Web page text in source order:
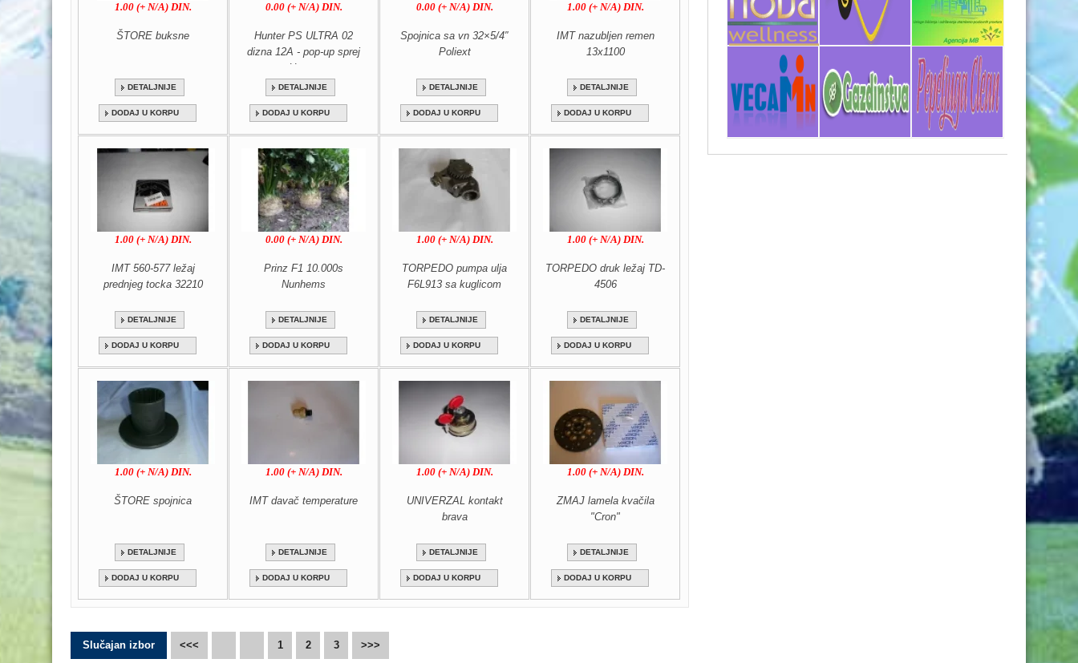
1.00 (+ N/A) DIN.
ŠTORE buksne
DETALJNIJE
DODAJ U KORPU
0.00 (+ N/A) DIN.
Hunter PS ULTRA 02
dizna 12A - pop-up sprej
Hunter
DETALJNIJE
DODAJ U KORPU
0.00 (+ N/A) DIN.
Spojnica sa vn 32×5/4″
Poliext
DETALJNIJE
DODAJ U KORPU
1.00 (+ N/A) DIN.
IMT nazubljen remen
13x1100
DETALJNIJE
DODAJ U KORPU
1.00 (+ N/A) DIN.
IMT 560-577 ležaj
prednjeg tocka 32210
DETALJNIJE
DODAJ U KORPU
0.00 (+ N/A) DIN.
Prinz F1 10.000s
Nunhems
DETALJNIJE
DODAJ U KORPU
1.00 (+ N/A) DIN.
TORPEDO pumpa ulja
F6L913 sa kuglicom
DETALJNIJE
DODAJ U KORPU
1.00 (+ N/A) DIN.
TORPEDO druk ležaj TD-
4506
DETALJNIJE
DODAJ U KORPU
1.00 (+ N/A) DIN.
ŠTORE spojnica
DETALJNIJE
DODAJ U KORPU
1.00 (+ N/A) DIN.
IMT davač temperature
DETALJNIJE
DODAJ U KORPU
1.00 (+ N/A) DIN.
UNIVERZAL kontakt
brava
DETALJNIJE
DODAJ U KORPU
1.00 (+ N/A) DIN.
ZMAJ lamela kvačila
"Cron"
DETALJNIJE
DODAJ U KORPU
Slučajan izbor <<< 1 2 3 >>>